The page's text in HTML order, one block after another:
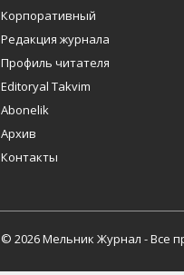
Корпоративный
Редакция журнала
Профиль читателя
Editoryal Takvim
Abonelik
Архив
Контакты
© 2026 Мельник Журнал - Все